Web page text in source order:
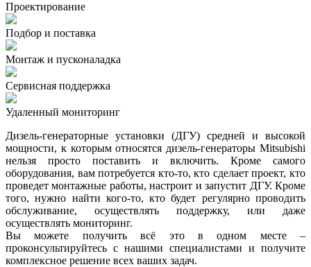
Проектирование
Подбор и поставка
Монтаж и пусконаладка
Сервисная поддержка
Удаленный мониторинг
Дизель-генераторные установки (ДГУ) средней и высокой
мощности, к которым относятся дизель-генераторы Mitsubishi
нельзя просто поставить и включить. Кроме самого
оборудования, вам потребуется кто-то, кто сделает проект, кто
проведет монтажные работы, настроит и запустит ДГУ. Кроме
того, нужно найти кого-то, кто будет регулярно проводить
обслуживание, осуществлять поддержку, или даже
осуществлять мониторинг.
Вы можете получить всё это в одном месте –
проконсультируйтесь с нашими специалистами и получите
комплексное решение всех ваших задач.